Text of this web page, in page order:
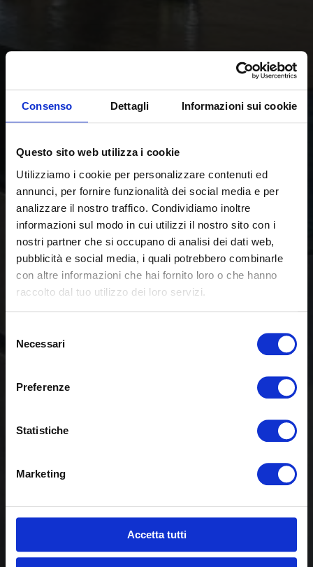
Consenso Dettagli Informazioni sui cookie
Questo sito web utilizza i cookie
Utilizziamo i cookie per personalizzare contenuti ed
annunci, per fornire funzionalità dei social media e per
analizzare il nostro traffico. Condividiamo inoltre
informazioni sul modo in cui utilizzi il nostro sito con i
nostri partner che si occupano di analisi dei dati web,
pubblicità e social media, i quali potrebbero combinarle
con altre informazioni che hai fornito loro o che hanno
raccolto dal tuo utilizzo dei loro servizi.
delNecessari
Preferenze
Statistiche
Marketing
Accetta tutti